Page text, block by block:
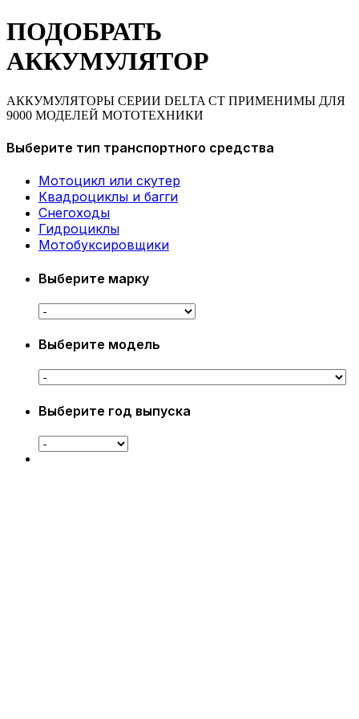
ПОДОБРАТЬ
АККУМУЛЯТОР
АККУМУЛЯТОРЫ СЕРИИ DELTA CT ПРИМЕНИМЫ ДЛЯ
9000 МОДЕЛЕЙ МОТОТЕХНИКИ
Выберите тип транспортного средства
Мотоцикл или скутер
Квадроциклы и багги
Снегоходы
Гидроциклы
Мотобуксировщики
Выберите марку
Выберите модель
Выберите год выпуска